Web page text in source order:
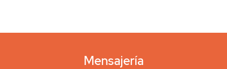
Mensajería